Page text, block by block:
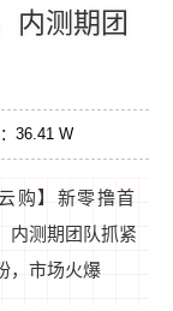
内测期团
36.41 W